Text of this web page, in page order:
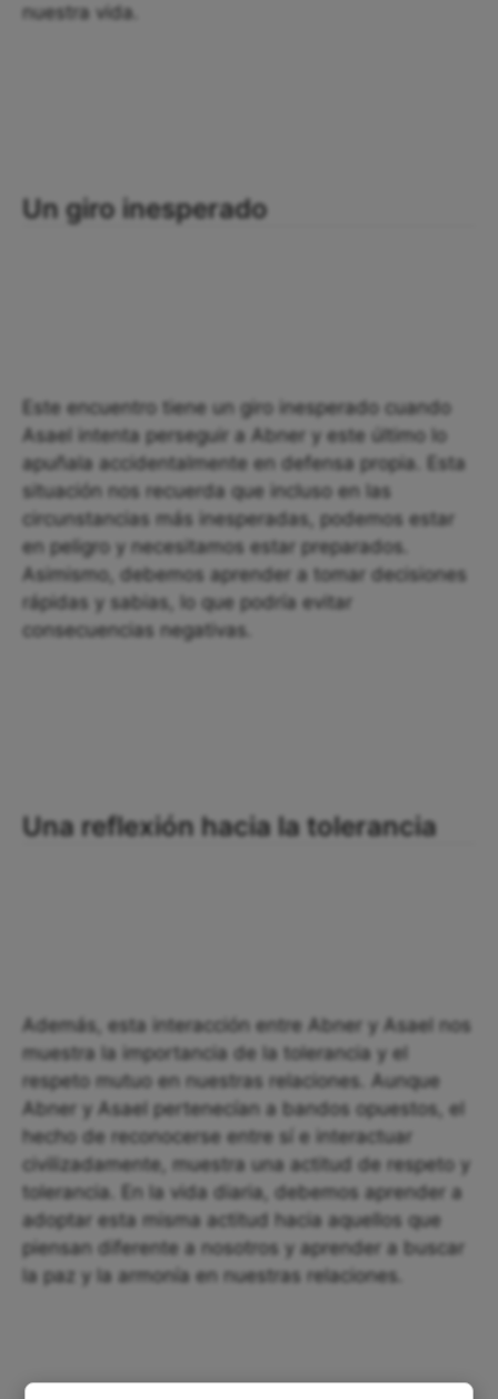
nuestra vida.
Un giro inesperado
Este encuentro tiene un giro inesperado cuando
Asael intenta perseguir a Abner y este último lo
apuñala accidentalmente en defensa propia. Esta
situación nos recuerda que incluso en las
circunstancias más inesperadas, podemos estar
en peligro y necesitamos estar preparados.
Asimismo, debemos aprender a tomar decisiones
rápidas y sabias, lo que podría evitar
consecuencias negativas.
Una reflexión hacia la tolerancia
Además, esta interacción entre Abner y Asael nos
muestra la importancia de la tolerancia y el
respeto mutuo en nuestras relaciones. Aunque
Abner y Asael pertenecían a bandos opuestos, el
hecho de reconocerse entre sí e interactuar
civilizadamente, muestra una actitud de respeto y
tolerancia. En la vida diaria, debemos aprender a
adoptar esta misma actitud hacia aquellos que
piensan diferente a nosotros y aprender a buscar
la paz y la armonía en nuestras relaciones.